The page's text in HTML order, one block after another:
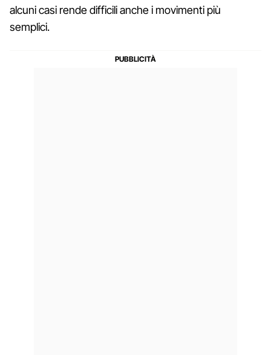
alcuni casi rende difficili anche i movimenti più
semplici.